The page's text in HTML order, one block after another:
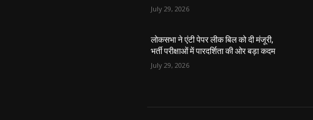
July 29, 2026
लोकसभा ने एंटी पेपर लीक बिल को दी मंजूरी,
भर्ती परीक्षाओं में पारदर्शिता की ओर बड़ा कदम
July 29, 2026